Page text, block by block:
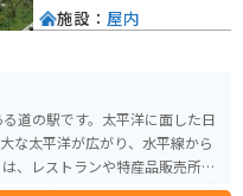
道の駅です。太平洋に面した日
な太平洋が広がり、水平線から
ことができます。特に、マンゴ
施設： 屋内